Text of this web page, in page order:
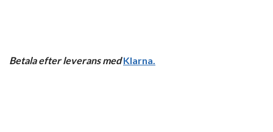
Betala efter leverans med Klarna